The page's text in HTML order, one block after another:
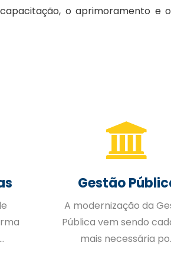
o aprimoramento e
Gestão
A modernização da
Pública vem sendo
mais necessária